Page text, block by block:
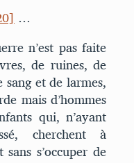
…
n’est pas faite
de ruines, de
et de larmes,
mais d’hommes
qui, n’ayant
cherchent à
s’occuper de